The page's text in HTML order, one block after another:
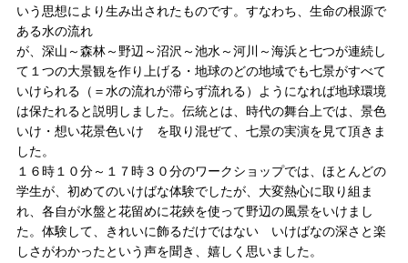
いう思想により生み出されたものです。すなわち、生命の根源で
ある水の流れ
が、深山～森林～野辺～沼沢～池水～河川～海浜と七つが連続し
て１つの大景観を作り上げる・地球のどの地域でも七景がすべて
いけられる（＝水の流れが滞らず流れる）ようになれば地球環境
は保たれると説明しました。伝統とは、時代の舞台上では、景色
いけ・想い花景色いけ を取り混ぜて、七景の実演を見て頂きま
した。
１６時１０分～１７時３０分のワークショップでは、ほとんどの
学生が、初めてのいけばな体験でしたが、大変熱心に取り組ま
れ、各自が水盤と花留めに花鋏を使って野辺の風景をいけまし
た。体験して、きれいに飾るだけではない いけばなの深さと楽
しさがわかったという声を聞き、嬉しく思いました。